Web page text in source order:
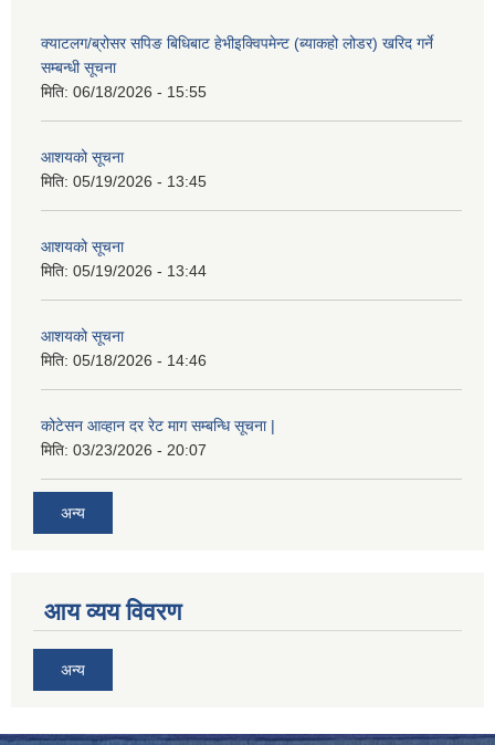
क्याटलग/ब्रोसर सपिङ बिधिबाट हेभीइक्विपमेन्ट (ब्याकहो लोडर) खरिद गर्ने
सम्बन्धी सूचना
मिति: 06/18/2026 - 15:55
आशयको सूचना
मिति: 05/19/2026 - 13:45
आशयको सूचना
मिति: 05/19/2026 - 13:44
आशयको सूचना
मिति: 05/18/2026 - 14:46
कोटेसन आव्हान दर रेट माग सम्बन्धि सूचना |
मिति: 03/23/2026 - 20:07
अन्य
आय व्यय विवरण
अन्य